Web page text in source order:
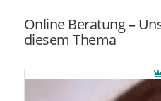
Online Beratung –
diesem Thema